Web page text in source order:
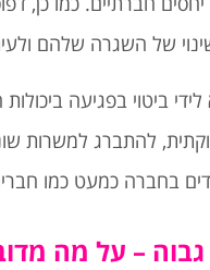
של השגרה שלהם
ביטוי בפגיעה
להתברג למשרות
בחברה כמעט כמו
– על מה